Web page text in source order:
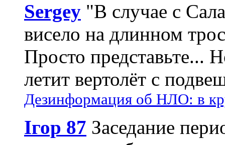
Sergey "В случае с
висело на длинном
Просто представьте...
летит вертолёт с
Дезинформация об НЛО: в
Ігор 87 Заседание